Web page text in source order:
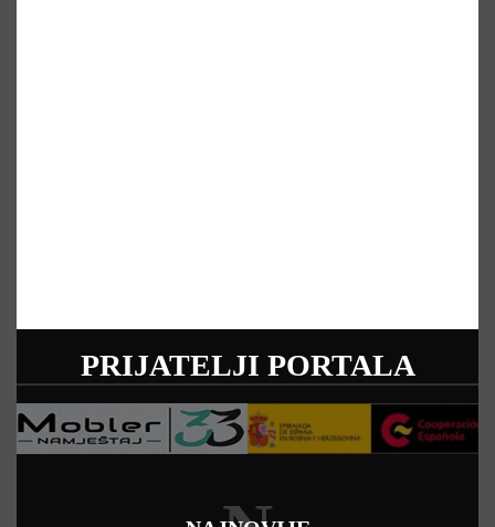
PRIJATELJI PORTALA